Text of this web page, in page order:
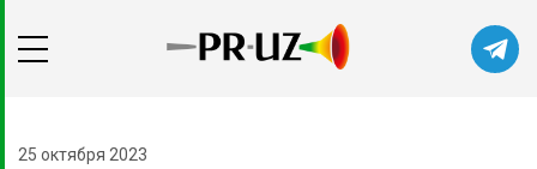
первыми в нашем Telegram-канале
25 октября 2023